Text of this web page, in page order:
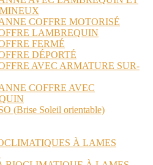
COFFRE MOTORISÉ
LAMBREQUIN
FERMÉ
DÉPORTÉ
AVEC ARMATURE SUR-
COFFRE AVEC
(Brise Soleil orientable)
À LAMES